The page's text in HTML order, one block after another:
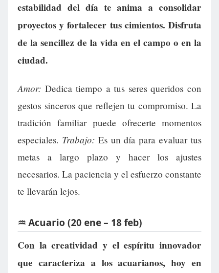
estabilidad del día te anima a consolidar
proyectos y fortalecer tus cimientos. Disfruta
de la sencillez de la vida en el campo o en la
ciudad.
Amor: Dedica tiempo a tus seres queridos con
gestos sinceros que reflejen tu compromiso. La
tradición familiar puede ofrecerte momentos
especiales. Trabajo: Es un día para evaluar tus
metas a largo plazo y hacer los ajustes
necesarios. La paciencia y el esfuerzo constante
te llevarán lejos.
♒ Acuario (20 ene – 18 feb)
Con la creatividad y el espíritu innovador
que caracteriza a los acuarianos, hoy en